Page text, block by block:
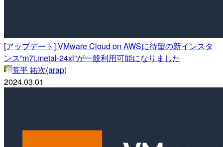
[アップデート] VMware Cloud on AWSに待望の新インスタ
ンス”m7i.metal-24xl”が一般利用可能になりました
荒平 祐次(arap)
2024.03.01